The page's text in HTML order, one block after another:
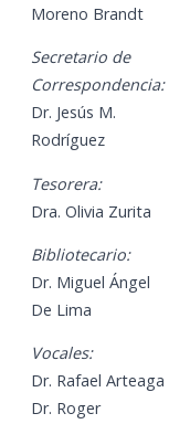
Moreno Brandt
Secretario de
Correspondencia:
Dr. Jesús M.
Rodríguez
Tesorera:
Dra. Olivia Zurita
Bibliotecario:
Dr. Miguel Ángel
De Lima
Vocales:
Dr. Rafael Arteaga
Dr. Roger